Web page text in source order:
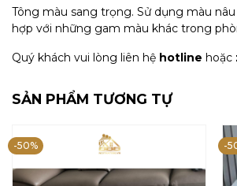
Tông màu sang trọng. Sử dụng màu
hợp với những gam màu khác trong
Quý khách vui lòng liên hệ hotline hoặc
SẢN PHẨM TƯƠNG TỰ
-50% -